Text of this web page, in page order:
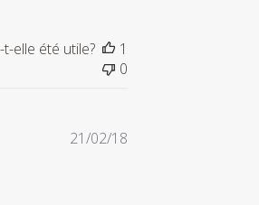
elle été utile?
1
0
Date
21/02/18